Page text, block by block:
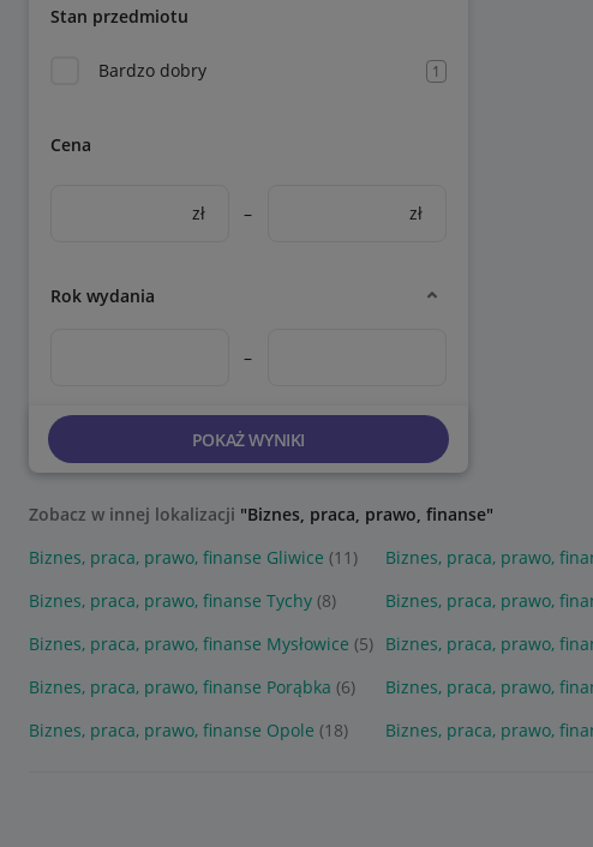
Stan przedmiotu
Bardzo dobry 1
Cena
zł – zł
Rok wydania
–
POKAŻ WYNIKI
Zobacz w innej lokalizacji "Biznes, praca, prawo, finanse"
Biznes, praca, prawo, finanse Gliwice (11) Biznes, praca, prawo,
Biznes, praca, prawo, finanse Tychy (8) Biznes, praca, prawo,
Biznes, praca, prawo, finanse Mysłowice (5) Biznes, praca, prawo,
Biznes, praca, prawo, finanse Porąbka (6) Biznes, praca, prawo,
Biznes, praca, prawo, finanse Opole (18) Biznes, praca, prawo,